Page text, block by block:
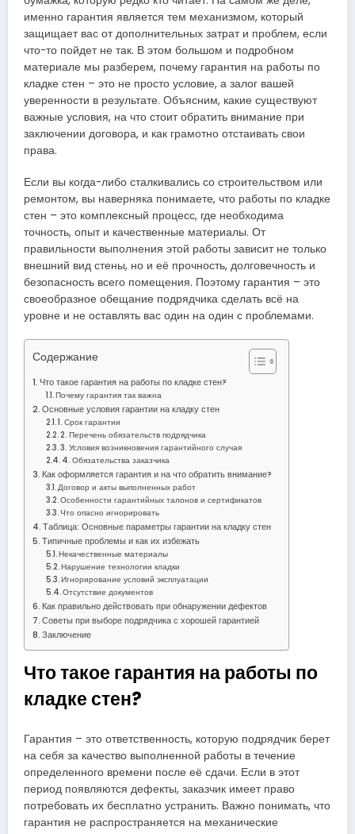
именно гарантия является тем механизмом, который
защищает вас от дополнительных затрат и проблем, если
что-то пойдет не так. В этом большом и подробном
материале мы разберем, почему гарантия на работы по
кладке стен – это не просто условие, а залог вашей
уверенности в результате. Объясним, какие существуют
важные условия, на что стоит обратить внимание при
заключении договора, и как грамотно отстаивать свои
права.
Если вы когда-либо сталкивались со строительством или
ремонтом, вы наверняка понимаете, что работы по кладке
стен – это комплексный процесс, где необходима
точность, опыт и качественные материалы. От
правильности выполнения этой работы зависит не только
внешний вид стены, но и её прочность, долговечность и
безопасность всего помещения. Поэтому гарантия – это
своеобразное обещание подрядчика сделать всё на
уровне и не оставлять вас один на один с проблемами.
Содержание
Что такое гарантия на работы по кладке стен?
Почему гарантия так важна
Основные условия гарантии на кладку стен
1. Срок гарантии
2. Перечень обязательств подрядчика
3. Условия возникновения гарантийного случая
4. Обязательства заказчика
Как оформляется гарантия и на что обратить внимание?
Договор и акты выполненных работ
Особенности гарантийных талонов и сертификатов
Что опасно игнорировать
Таблица: Основные параметры гарантии на кладку стен
Типичные проблемы и как их избежать
Некачественные материалы
Нарушение технологии кладки
Игнорирование условий эксплуатации
Отсутствие документов
Как правильно действовать при обнаружении дефектов
Советы при выборе подрядчика с хорошей гарантией
Заключение
Что такое гарантия на работы по
кладке стен?
Гарантия – это ответственность, которую подрядчик берет
на себя за качество выполненной работы в течение
определенного времени после её сдачи. Если в этот
период появляются дефекты, заказчик имеет право
потребовать их бесплатно устранить. Важно понимать, что
гарантия не распространяется на механические